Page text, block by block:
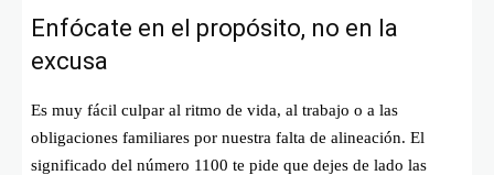
Enfócate en el propósito, no en la
excusa
Es muy fácil culpar al ritmo de vida, al trabajo o a las
obligaciones familiares por nuestra falta de alineación. El
significado del número 1100 te pide que dejes de lado las